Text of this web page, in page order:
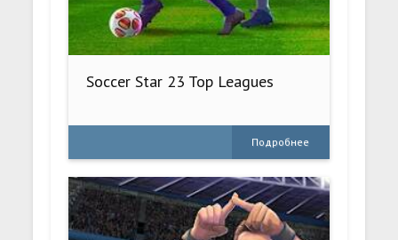
Soccer Star 23 Top Leagues
Подробнее